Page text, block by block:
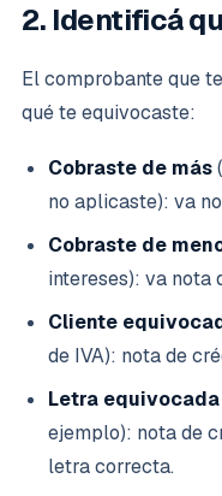
2. Identificá
El comprobante que
qué te equivocaste:
Cobraste de más
no aplicaste): va
Cobraste de
intereses): va nota
Cliente
de IVA): nota de
Letra equivocada
ejemplo): nota de
letra correcta.